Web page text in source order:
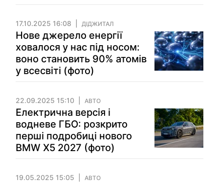
17.10.2025 16:08 ДІДЖИТАЛ
Нове джерело енергії
ховалося у нас під носом:
воно становить 90% атомів
у всесвіті (фото)
22.09.2025 15:10 АВТО
Електрична версія і
водневе ГБО: розкрито
перші подробиці нового
BMW X5 2027 (фото)
19.05.2025 15:05 АВТО